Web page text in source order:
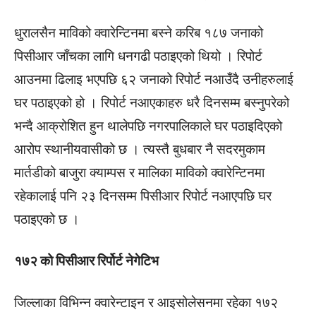
धुरालसैन माविको क्वारेन्टिनमा बस्ने करिब १८७ जनाको
पिसीआर जाँचका लागि धनगढी पठाइएको थियो । रिपोर्ट
आउनमा ढिलाइ भएपछि ६२ जनाको रिपोर्ट नआउँदै उनीहरुलाई
घर पठाइएको हो । रिपोर्ट नआएकाहरु धरै दिनसम्म बस्नुपरेको
भन्दै आक्रोशित हुन थालेपछि नगरपालिकाले घर पठाइदिएको
आरोप स्थानीयवासीको छ । त्यस्तै बुधबार नै सदरमुकाम
मार्तडीको बाजुरा क्याम्पस र मालिका माविको क्वारेन्टिनमा
रहेकालाई पनि २३ दिनसम्म पिसीआर रिपोर्ट नआएपछि घर
पठाइएको छ ।
१७२ को पिसीआर रिर्पोर्ट नेगेटिभ
जिल्लाका विभिन्न क्वारेन्टाइन र आइसोलेसनमा रहेका १७२